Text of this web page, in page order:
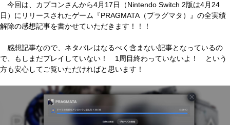
今回は、カプコンさんから4月17日（Nintendo Switch 2版は4月24
日）にリリースされたゲーム『PRAGMATA（プラグマタ）』の全実績
解除の感想記事を書かせていただきます！！！
感想記事なので、ネタバレはなるべく含まない記事となっているの
で、もしまだプレイしていない！ 1周目終わっていないよ！ という
方も安心してご覧いただければと思います！